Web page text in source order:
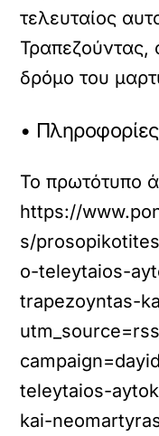
τελευταίος
Τραπεζούντας,
δρόμο του
•
Το πρωτότυπο
https://
s/
o-teleytaios-
trapezoyntas-
teleytaios-
kai-